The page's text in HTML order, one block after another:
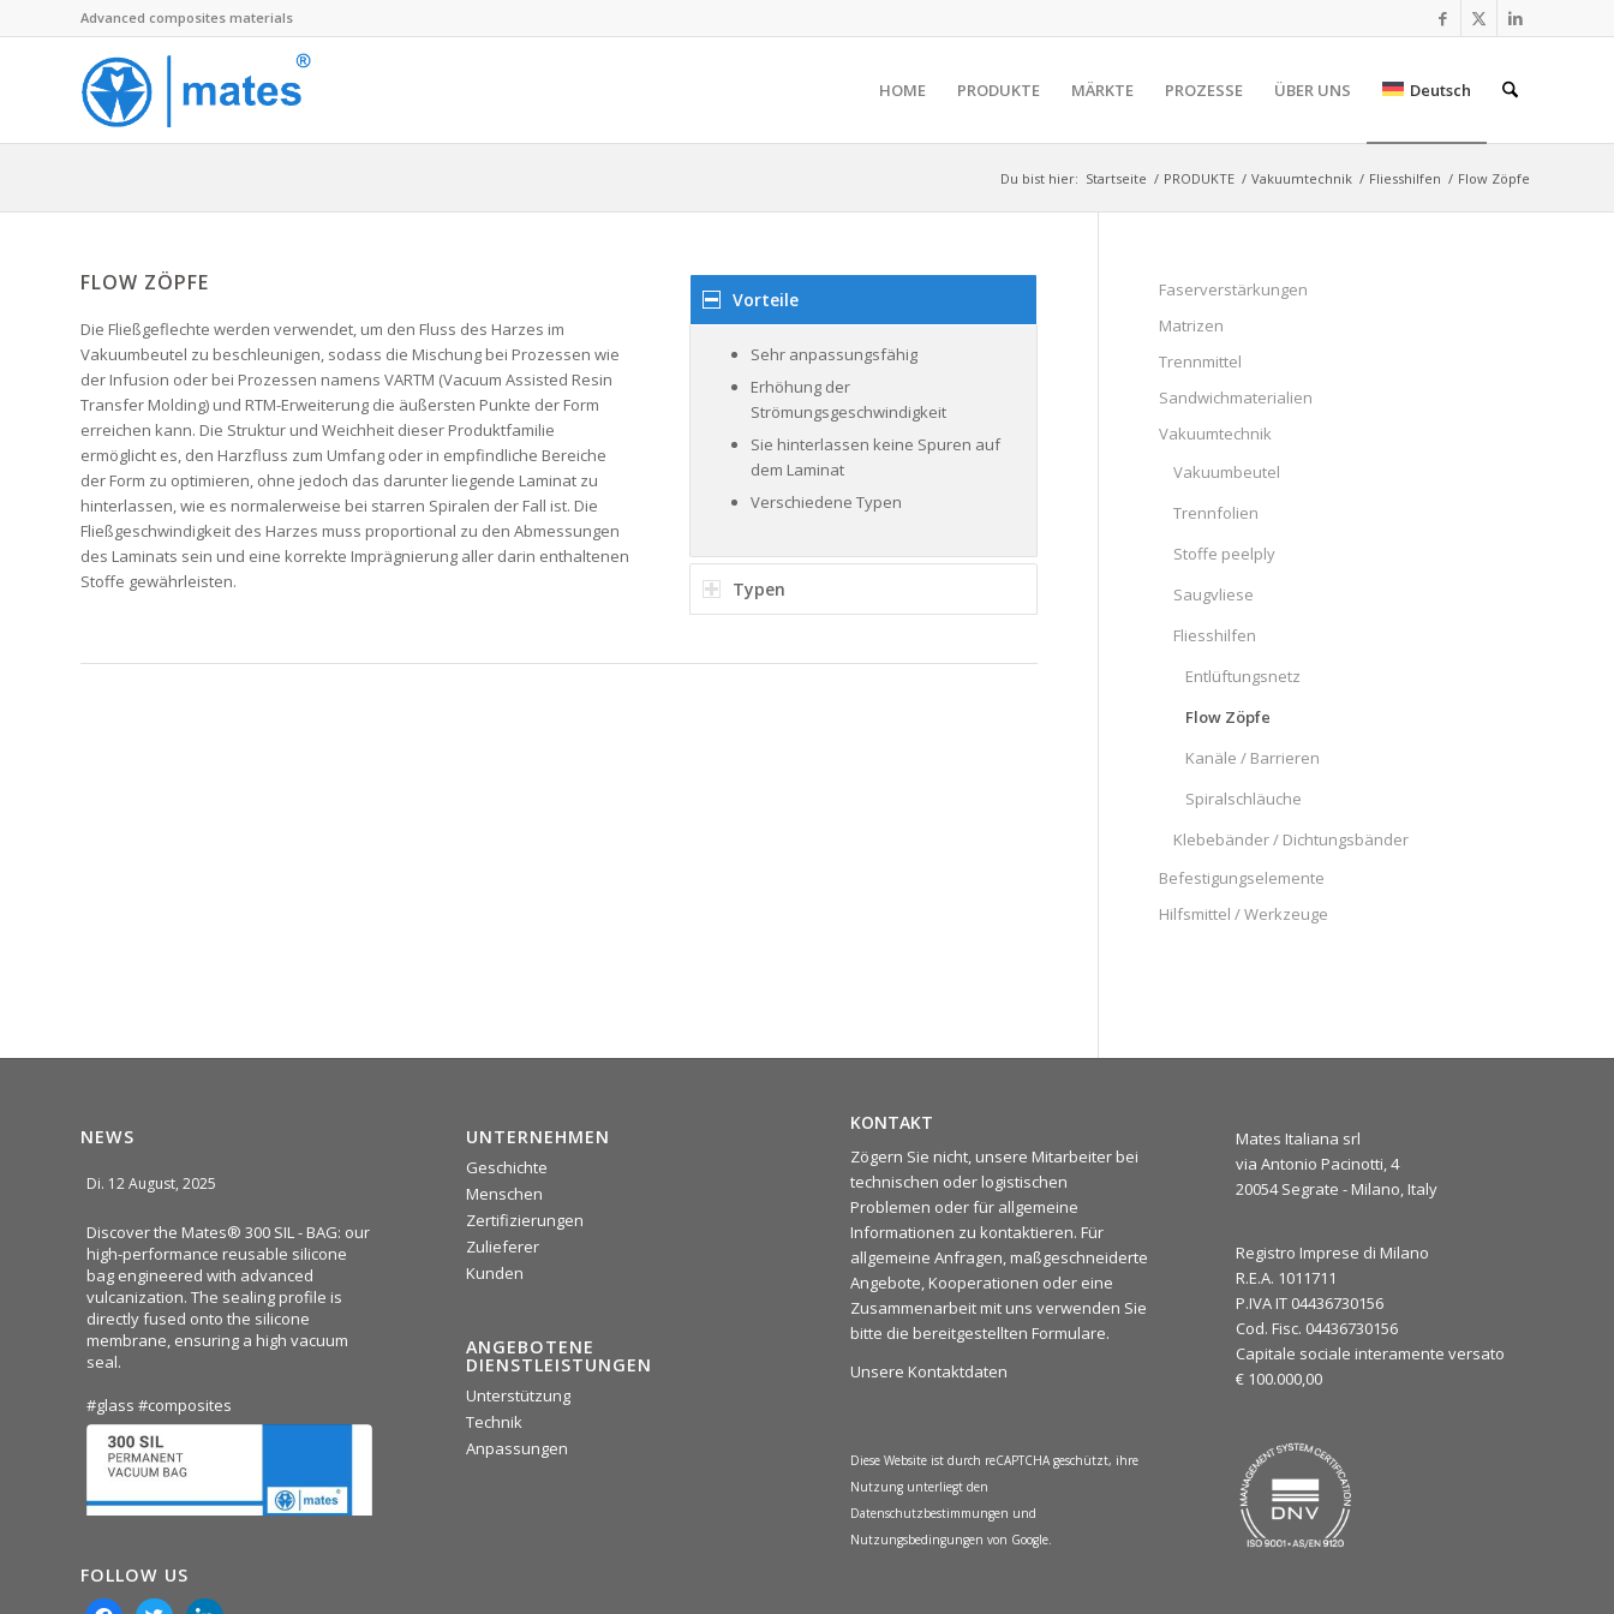
Advanced composites materials
HOME PRODUKTE MÄRKTE PROZESSE ÜBER UNS Deutsch
Du bist hier: Startseite / PRODUKTE / Vakuumtechnik / Fliesshilfen / Flow Zöpfe
FLOW ZÖPFE
Die Fließgeflechte werden verwendet, um den Fluss des Harzes im
Vakuumbeutel zu beschleunigen, sodass die Mischung bei Prozessen wie
der Infusion oder bei Prozessen namens VARTM (Vacuum Assisted Resin
Transfer Molding) und RTM-Erweiterung die äußersten Punkte der Form
erreichen kann. Die Struktur und Weichheit dieser Produktfamilie
ermöglicht es, den Harzfluss zum Umfang oder in empfindliche Bereiche
der Form zu optimieren, ohne jedoch das darunter liegende Laminat zu
hinterlassen, wie es normalerweise bei starren Spiralen der Fall ist. Die
Fließgeschwindigkeit des Harzes muss proportional zu den Abmessungen
des Laminats sein und eine korrekte Imprägnierung aller darin enthaltenen
Stoffe gewährleisten.
Vorteile
Sehr anpassungsfähig
Erhöhung der
Strömungsgeschwindigkeit
Sie hinterlassen keine Spuren auf
dem Laminat
Verschiedene Typen
Typen
Faserverstärkungen
Matrizen
Trennmittel
Sandwichmaterialien
Vakuumtechnik
Vakuumbeutel
Trennfolien
Stoffe peelply
Saugvliese
Fliesshilfen
Entlüftungsnetz
Flow Zöpfe
Kanäle / Barrieren
Spiralschläuche
Klebebänder / Dichtungsbänder
Befestigungselemente
Hilfsmittel / Werkzeuge
NEWS
Di. 12 August, 2025
Discover the Mates® 300 SIL - BAG: our
high-performance reusable silicone
bag engineered with advanced
vulcanization. The sealing profile is
directly fused onto the silicone
membrane, ensuring a high vacuum
seal.
#glass #composites
FOLLOW US
facebooktwitter linkedin
UNTERNEHMEN
Geschichte
Menschen
Zertifizierungen
Zulieferer
Kunden
ANGEBOTENE
DIENSTLEISTUNGEN
Unterstützung
Technik
Anpassungen
KONTAKT
Zögern Sie nicht, unsere Mitarbeiter bei
technischen oder logistischen
Problemen oder für allgemeine
Informationen zu kontaktieren. Für
allgemeine Anfragen, maßgeschneiderte
Angebote, Kooperationen oder eine
Zusammenarbeit mit uns verwenden Sie
bitte die bereitgestellten Formulare.
Unsere Kontaktdaten
Diese Website ist durch reCAPTCHA geschützt, ihre
Nutzung unterliegt den
Datenschutzbestimmungen und
Nutzungsbedingungenvon Google.
Mates Italiana srl
via Antonio Pacinotti, 4
20054 Segrate - Milano, Italy
Registro Imprese di Milano
R.E.A. 1011711
P.IVA IT 04436730156
Cod. Fisc. 04436730156
Capitale sociale interamente versato
€ 100.000,00